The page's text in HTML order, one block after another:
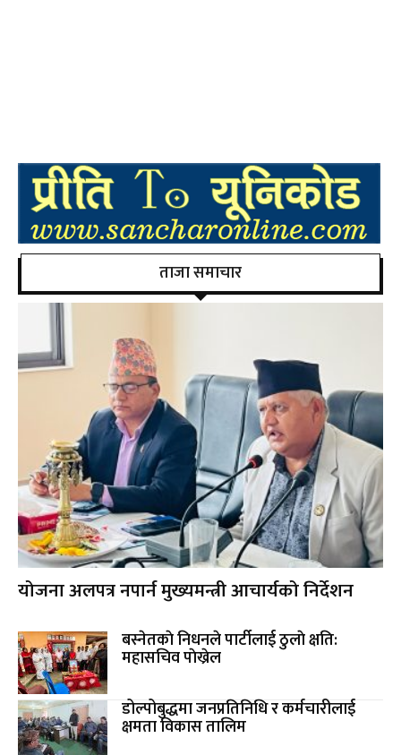
ताजा समाचार
योजना अलपत्र नपार्न मुख्यमन्त्री आचार्यको निर्देशन
बस्नेतकाे निधनले पार्टीलाई ठुलाे क्षति:
महासचिव पाेख्रेल
डोल्पोबुद्धमा जनप्रतिनिधि र कर्मचारीलाई
क्षमता विकास तालिम